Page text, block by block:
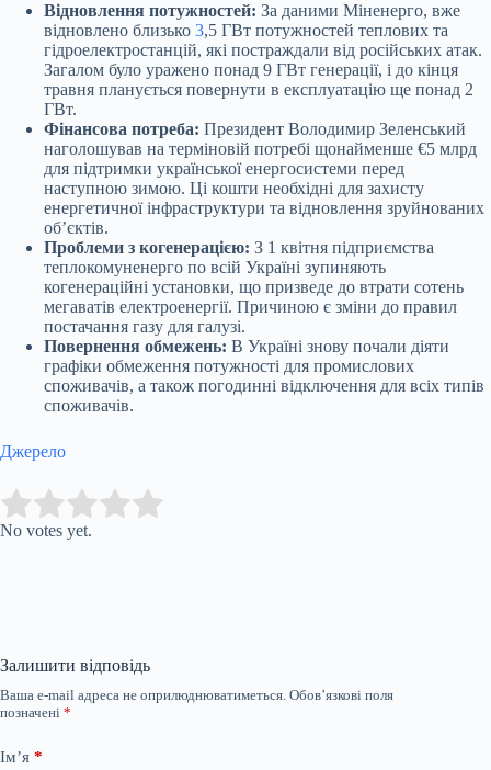
Відновлення потужностей: За даними Міненерго, вже
відновлено близько 3,5 ГВт потужностей теплових та
гідроелектростанцій, які постраждали від російських атак.
Загалом було уражено понад 9 ГВт генерації, і до кінця
травня планується повернути в експлуатацію ще понад 2
ГВт.
Фінансова потреба: Президент Володимир Зеленський
наголошував на терміновій потребі щонайменше €5 млрд
для підтримки української енергосистеми перед
наступною зимою. Ці кошти необхідні для захисту
енергетичної інфраструктури та відновлення зруйнованих
об’єктів.
Проблеми з когенерацією: З 1 квітня підприємства
теплокомуненерго по всій Україні зупиняють
когенераційні установки, що призведе до втрати сотень
мегаватів електроенергії. Причиною є зміни до правил
постачання газу для галузі.
Повернення обмежень: В Україні знову почали діяти
графіки обмеження потужності для промислових
споживачів, а також погодинні відключення для всіх типів
споживачів.
Джерело
Rate this item:
No votes yet.
Залишити відповідь
Ваша e-mail адреса не оприлюднюватиметься. Обов’язкові поля
позначені *
Ім’я *